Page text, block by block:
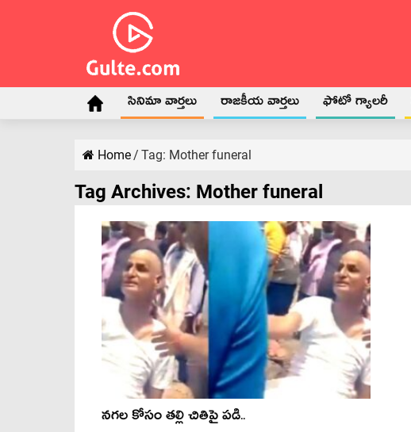
సినిమా వార్తలు రాజకీయ వార్తలు ఫోటో గ్యాలరీ
Home/ Tag: Mother funeral
Tag Archives: Mother funeral
నగల కోసం తల్లి చితిపై పడి..